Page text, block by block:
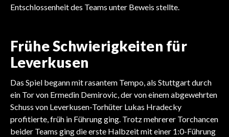
Entschlossenheit des Teams unter Beweis stellte.
Frühe Schwierigkeiten für
Leverkusen
Das Spiel begann mit rasantem Tempo, als Stuttgart durch
ein Tor von Ermedin Demirovic, der von einem abgewehrten
Schuss von Leverkusen-Torhüter Lukas Hradecky
profitierte, früh in Führung ging. Trotz mehrerer Torchancen
beider Teams ging die erste Halbzeit mit einer 1:0-Führung